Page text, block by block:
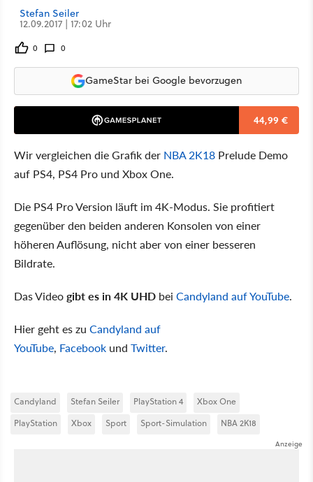
Stefan Seiler
12.09.2017 | 17:02 Uhr
0 0
GameStar bei Google bevorzugen
44,99 €
Wir vergleichen die Grafik der NBA 2K18 Prelude Demo
auf PS4, PS4 Pro und Xbox One.
Die PS4 Pro Version läuft im 4K-Modus. Sie profitiert
gegenüber den beiden anderen Konsolen von einer
höheren Auflösung, nicht aber von einer besseren
Bildrate.
Das Videogibt es in 4K UHD bei Candyland auf YouTube.
Hier geht es zu Candyland auf
YouTube, Facebook und Twitter.
Candyland Stefan Seiler PlayStation 4
Xbox One
PlayStation
Xbox Sport Sport-Simulation NBA 2K18